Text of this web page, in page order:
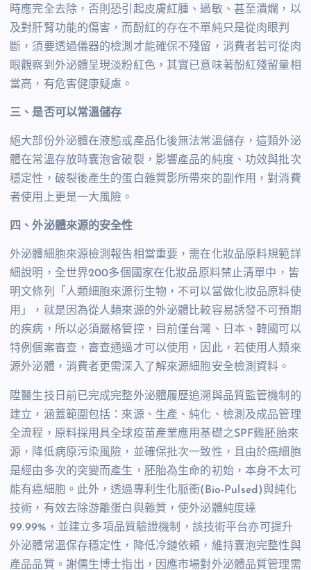
時應完全去除，否則恐引起皮膚紅腫、過敏、甚至潰爛，以
及對肝腎功能的傷害，而酚紅的存在不單純只是從肉眼判
斷，須要透過儀器的檢測才能確保不殘留，消費者若可從肉
眼觀察到外泌體呈現淡粉紅色，其實已意味著酚紅殘留量相
當高，有危害健康疑慮。
三、是否可以常溫儲存
絕大部份外泌體在液態或產品化後無法常溫儲存，這類外泌
體在常溫存放時囊泡會破裂，影響產品的純度、功效與批次
穩定性，破裂後產生的蛋白雜質影所帶來的副作用，對消費
者使用上更是一大風險。
四、外泌體來源的安全性
外泌體細胞來源檢測報告相當重要，需在化妝品原料規範詳
細說明，全世界200多個國家在化妝品原料禁止清單中，皆
明文條列「人類細胞來源衍生物，不可以當做化妝品原料使
用」，就是因為從人類來源的外泌體比較容易誘發不可預期
的疾病，所以必須嚴格管控，目前僅台灣、日本、韓國可以
特例個案審查，審查通過才可以使用，因此，若使用人類來
源外泌體，消費者更需深入了解來源細胞安全檢測資料。
陞醫生技日前已完成完整外泌體履歷追溯與品質監管機制的
建立，涵蓋範圍包括：來源、生產、純化、檢測及成品管理
全流程，原料採用具全球疫苗產業應用基礎之SPF雞胚胎來
源，降低病原污染風險，並確保批次一致性，且由於癌細胞
是經由多次的突變而產生，胚胎為生命的初始，本身不太可
能有癌細胞。此外，透過專利生化脈衝(Bio-Pulsed)與純化
技術，有效去除游離蛋白與雜質，使外泌體純度達
99.99%，並建立多項品質驗證機制，該技術平台亦可提升
外泌體常溫保存穩定性，降低冷鏈依賴，維持囊泡完整性與
產品品質。謝儒生博士指出，因應市場對外泌體品質管理需